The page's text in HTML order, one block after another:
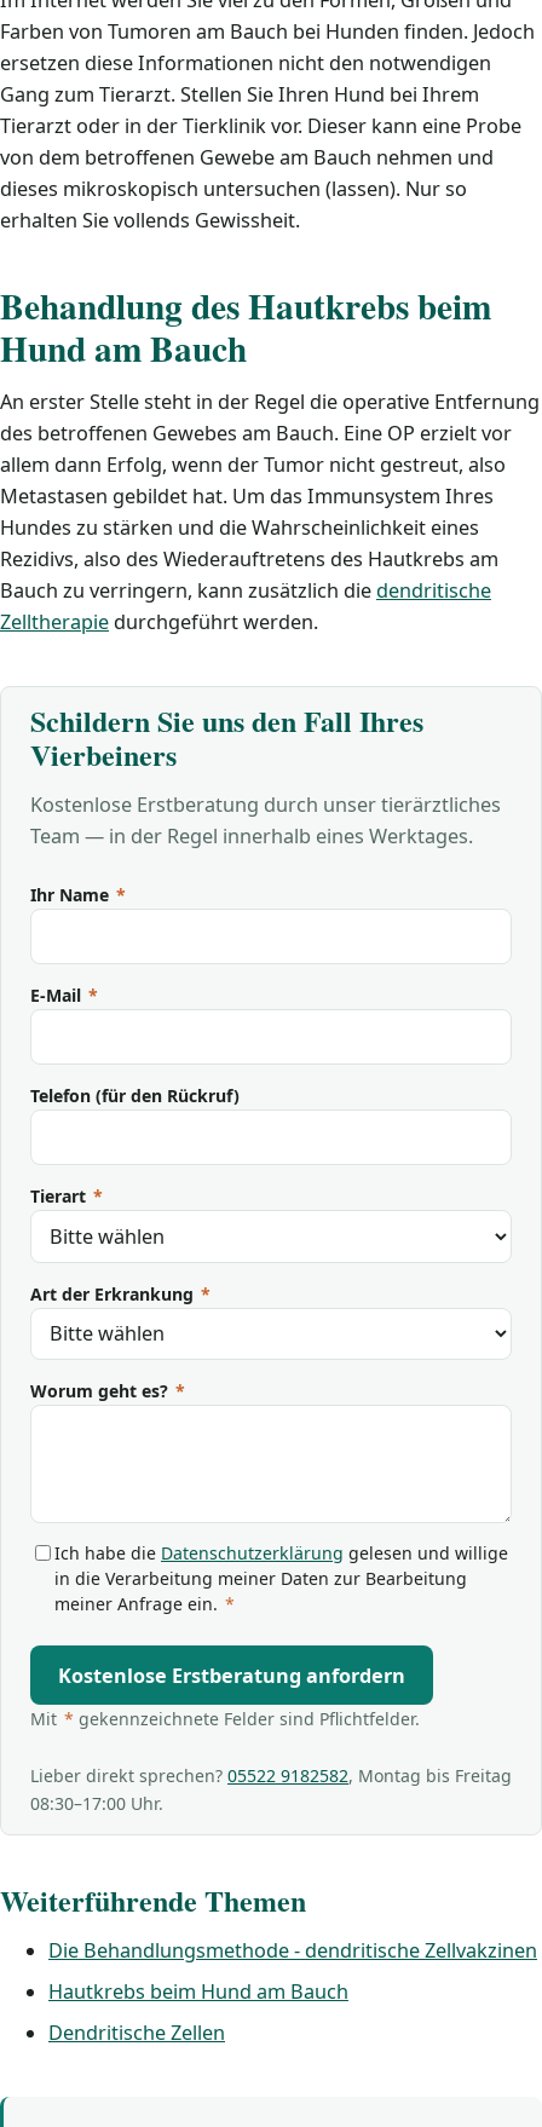
Farben von Tumoren am Bauch bei Hunden finden. Jedoch
ersetzen diese Informationen nicht den notwendigen
Gang zum Tierarzt. Stellen Sie Ihren Hund bei Ihrem
Tierarzt oder in der Tierklinik vor. Dieser kann eine Probe
von dem betroffenen Gewebe am Bauch nehmen und
dieses mikroskopisch untersuchen (lassen). Nur so
erhalten Sie vollends Gewissheit.
Behandlung des Hautkrebs beim
Hund am Bauch
An erster Stelle steht in der Regel die operative Entfernung
des betroffenen Gewebes am Bauch. Eine OP erzielt vor
allem dann Erfolg, wenn der Tumor nicht gestreut, also
Metastasen gebildet hat. Um das Immunsystem Ihres
Hundes zu stärken und die Wahrscheinlichkeit eines
Rezidivs, also des Wiederauftretens des Hautkrebs am
Bauch zu verringern, kann zusätzlich diedendritische
Zelltherapie durchgeführt werden.
Schildern Sie uns den Fall Ihres
Vierbeiners
Kostenlose Erstberatung durch unser tierärztliches
Team — in der Regel innerhalb eines Werktages.
Ihr Name *
E-Mail *
Telefon (für den Rückruf)
Tierart *
Art der Erkrankung *
Worum geht es? *
Ich habe die Datenschutzerklärung gelesen und willige
in die Verarbeitung meiner Daten zur Bearbeitung
meiner Anfrage ein. *
Kostenlose Erstberatung anfordern
Mit * gekennzeichnete Felder sind Pflichtfelder.
Lieber direkt sprechen? 05522 9182582, Montag bis Freitag
08:30–17:00 Uhr.
Weiterführende Themen
Die Behandlungsmethode - dendritische Zellvakzinen
Hautkrebs beim Hund am Bauch
Dendritische Zellen